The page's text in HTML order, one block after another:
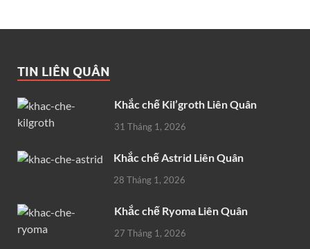
TIN LIÊN QUÂN
Khắc chế Kil’groth Liên Quân
31 Tháng 1, 2026
Khắc chế Astrid Liên Quân
28 Tháng 1, 2026
Khắc chế Ryoma Liên Quân
27 Tháng 1, 2026